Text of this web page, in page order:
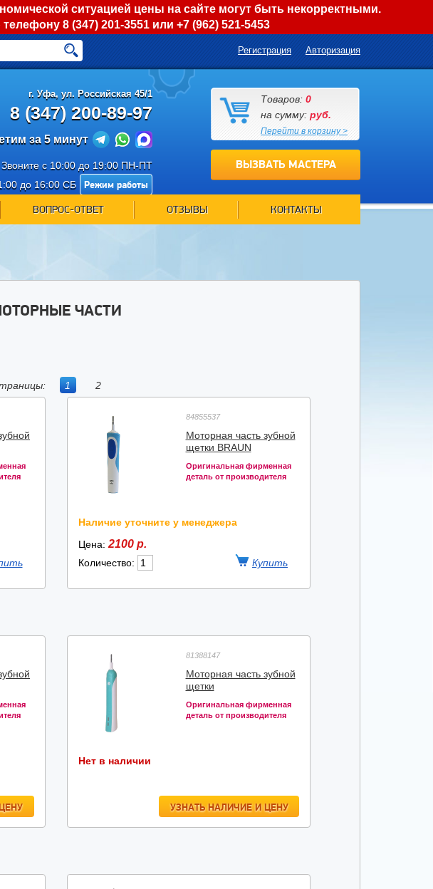
ситуацией цены на сайте могут быть некорректными.
телефону 8 (347) 201-3551или +7 (962) 521-5453
Регистрация Авторизация
г. Уфа, ул. Российская 45/1
8 (347) 200-89-97
за 5 минут
Звоните с 10:00 до 19:00 ПН-ПТ
до 16:00 СБ
Режим работы
Товаров: 0
на сумму: руб.
Перейти в корзину >
ВЫЗВАТЬ МАСТЕРА
ВОПРОС-ОТВЕТ ОТЗЫВЫ КОНТАКТЫ
ЧАСТИ
1 2
84855537
Моторная часть зубной
щетки BRAUN
Оригинальная фирменная
деталь от производителя
Наличие уточните у менеджера
Цена: 2100 р.
Количество:
81388147
Моторная часть зубной
щетки
Оригинальная фирменная
деталь от производителя
УЗНАТЬ НАЛИЧИЕ И ЦЕНУ
Нет в наличии